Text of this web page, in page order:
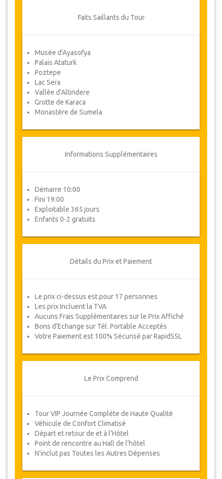
électronique.
50% du prix total.
Les annulations faites moins d'un jour à
l'avance ne sont pas remboursables.
De temps en temps, JazicoWorld peut
avoir besoin de modifier les termes de
l'accord en raison de Force Majeure.
d’autres dates alternatives ou un
redirigé vers les détails de YourCard pour saisir
vos informations de réservation et vous recevrez
automatiquement votre Voucher.
Suivez JazicoWorld? .. Passez
le mot!
Faits Saillants du Tour
Musée d'Ayasofya
Palais Ataturk
Poztepe
Lac Sera
Vallée d'Altindere
Grotte de Karaca
Monastère de Sumela
Informations Supplémentaires
Démarre 10:00
Fini 19:00
Exploitable 365 jours
Enfants 0-2 gratuits
Détails du Prix et Paiement
Le prix ci-dessus est pour 17 personnes
Les prix Incluent la TVA
Aucuns Frais Supplémentaires sur le Prix Affiché
Bons d’Echange sur Tél. Portable Acceptés
Votre Paiement est 100% Sécurisé par RapidSSL
Le Prix Comprend
Tour VIP Journée Complète de Haute Qualité
Véhicule de Confort Climatisé
Départ et retour de et à l’Hôtel
Point de rencontre au Hall de l'hôtel
N’inclut pas Toutes les Autres Dépenses